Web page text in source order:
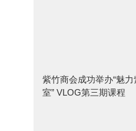
紫竹商会成功举办“魅
室” VLOG第三期课程